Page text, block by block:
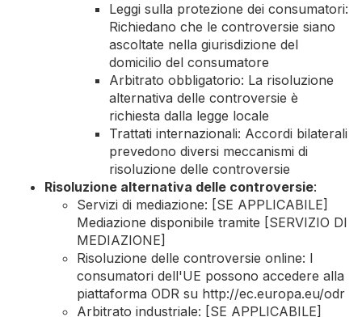
Leggi sulla protezione dei consumatori:
Richiedano che le controversie siano
ascoltate nella giurisdizione del
domicilio del consumatore
Arbitrato obbligatorio: La risoluzione
alternativa delle controversie è
richiesta dalla legge locale
Trattati internazionali: Accordi bilaterali
prevedono diversi meccanismi di
risoluzione delle controversie
Risoluzione alternativa delle controversie:
Servizi di mediazione: [SE APPLICABILE]
Mediazione disponibile tramite [SERVIZIO DI
MEDIAZIONE]
Risoluzione delle controversie online: I
consumatori dell'UE possono accedere alla
piattaforma ODR su http://ec.europa.eu/odr
Arbitrato industriale: [SE APPLICABILE]